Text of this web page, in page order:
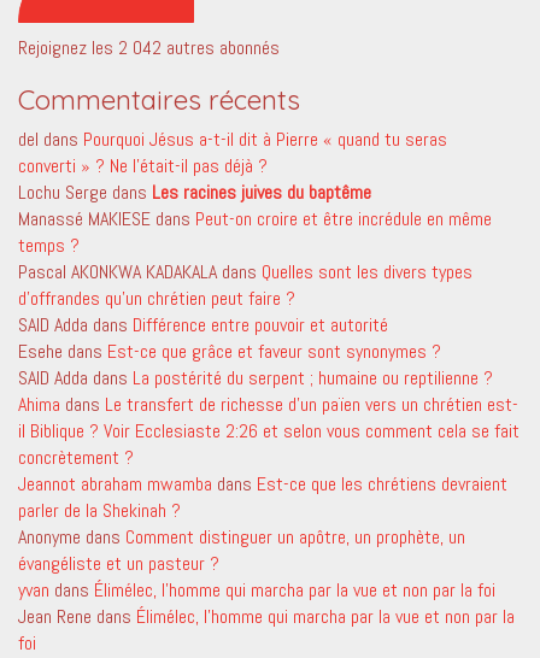
Rejoignez les 2 042 autres abonnés
Commentaires récents
del dans Pourquoi Jésus a-t-il dit à Pierre « quand tu seras
converti » ? Ne l’était-il pas déjà ?
Lochu Serge dans Les racines juives du baptême
Manassé MAKIESE dans Peut-on croire et être incrédule en même
temps ?
Pascal AKONKWA KADAKALA dans Quelles sont les divers types
d’offrandes qu’un chrétien peut faire ?
SAID Adda dans Différence entre pouvoir et autorité
Esehe dans Est-ce que grâce et faveur sont synonymes ?
SAID Adda dans La postérité du serpent ; humaine ou reptilienne ?
Ahima dans Le transfert de richesse d’un païen vers un chrétien est-
il Biblique ? Voir Ecclesiaste 2:26 et selon vous comment cela se fait
concrètement ?
Jeannot abraham mwamba dans Est-ce que les chrétiens devraient
parler de la Shekinah ?
Anonyme dans Comment distinguer un apôtre, un prophète, un
évangéliste et un pasteur ?
yvan dans Élimélec, l’homme qui marcha par la vue et non par la foi
Jean Rene dans Élimélec, l’homme qui marcha par la vue et non par la
foi